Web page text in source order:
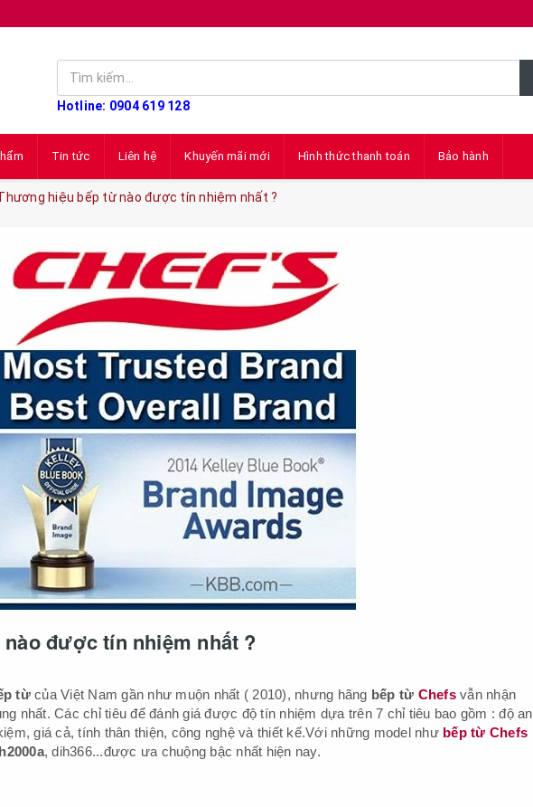
Hotline: 0904 619 128
Tin tức Liên hệ Khuyến mãi mới Hình thức thanh toán Bảo hành
hiệu bếp từ nào được tín nhiệm nhất ?
được tín nhiệm nhất ?
từcủa Việt Nam gần như muộn nhất ( 2010), nhưng hãng bếp từ Chefsvẫn nhận
nhất. Các chỉ tiêu để đánh giá được độ tín nhiệm dựa trên 7 chỉ tiêu bao gồm : độ an
giá cả, tính thân thiện, công nghệ và thiết kế.Với những model như bếp từ Chefs
, dih366...được ưa chuộng bậc nhất hiện nay.